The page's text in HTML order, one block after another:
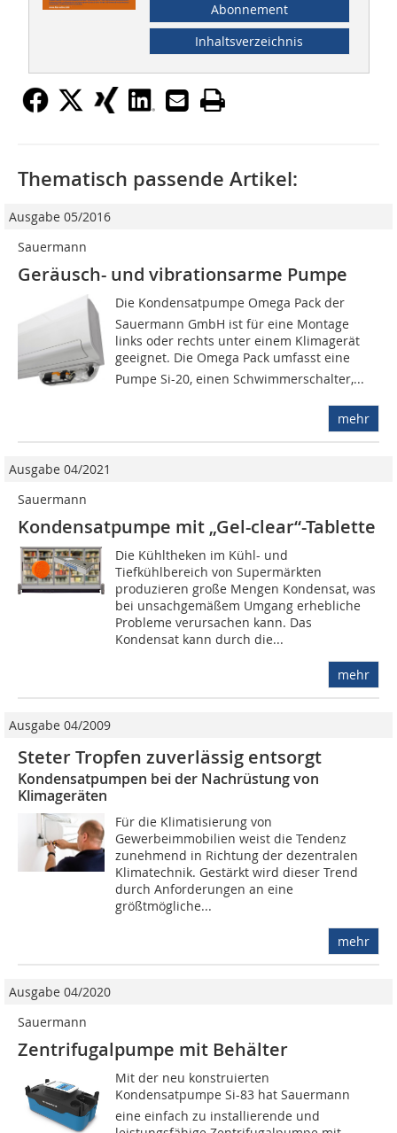
Abonnement
Inhaltsverzeichnis
Thematisch passende Artikel:
Ausgabe 05/2016
Sauermann
Geräusch- und vibrationsarme Pumpe
Die Kondensatpumpe Omega Pack der
Sauermann GmbH ist für eine Montage
links oder rechts unter einem Klimagerät
geeignet. Die Omega Pack umfasst eine
Pumpe Si-20, einen Schwimmerschalter,...
mehr
Ausgabe 04/2021
Sauermann
Kondensatpumpe mit „Gel-clear“-Tablette
Die Kühltheken im Kühl- und
Tiefkühlbereich von Supermärkten
produzieren große Mengen Kondensat, was
bei unsachgemäßem Umgang erhebliche
Probleme verursachen kann. Das
Kondensat kann durch die...
mehr
Ausgabe 04/2009
Steter Tropfen zuverlässig entsorgt
Kondensatpumpen bei der Nachrüstung von
Klimageräten
Für die Klimatisierung von
Gewerbeimmobilien weist die Tendenz
zunehmend in Richtung der dezentralen
Klimatechnik. Gestärkt wird dieser Trend
durch Anforderungen an eine
größtmögliche...
mehr
Ausgabe 04/2020
Sauermann
Zentrifugalpumpe mit Behälter
Mit der neu konstruierten
Kondensatpumpe Si-83 hat Sauermann
eine einfach zu installierende und